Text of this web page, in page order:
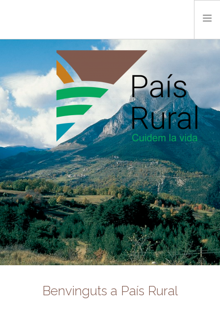
CONEIX PAÍS RURAL
SALA DE PREMSA
FES-TE SOCI
CONTACTE
SEARCH SITE
Benvinguts a País Rural